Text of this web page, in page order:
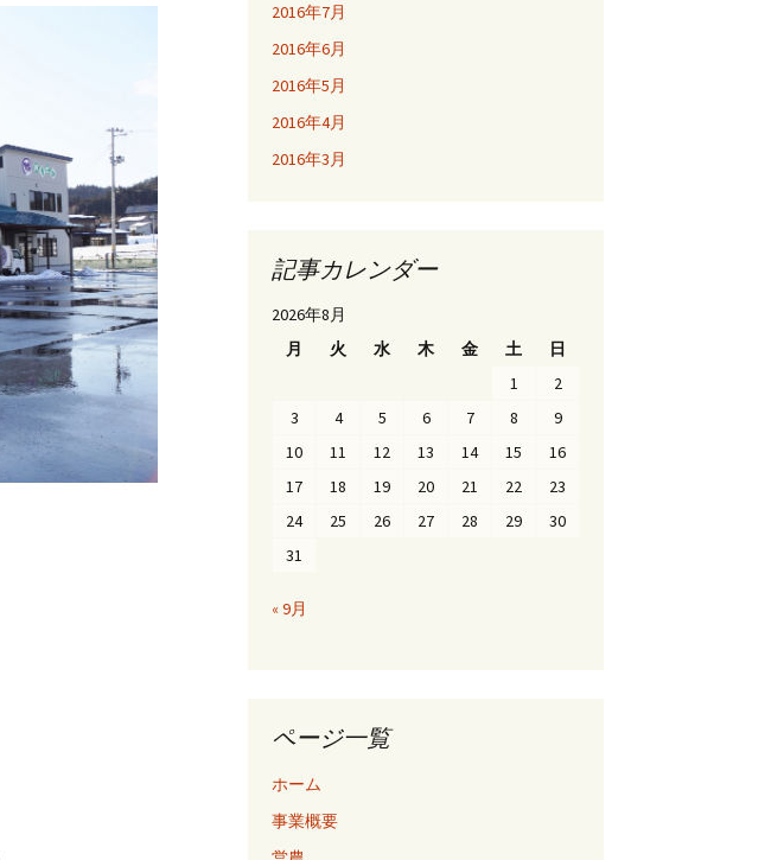
2016年7月
2016年6月
2016年5月
2016年4月
2016年3月
記事カレンダー
2026年8月
月
火 水 木 金 土
日
1
2
3
4 5 6 7 8
9
10
11 12 13 14 15
16
17
18 19 20 21 22
23
24
25 26 27 28 29
30
31
« 9月
ページ一覧
ホーム
事業概要